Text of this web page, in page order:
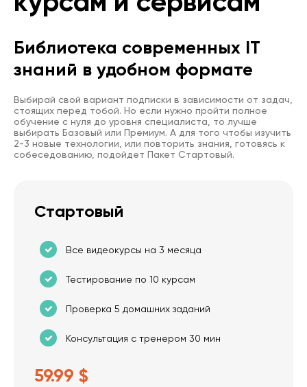
Библиотека современных IT
знаний в удобном формате
Выбирай свой вариант подписки в зависимости от задач,
стоящих перед тобой. Но если нужно пройти полное
обучение с нуля до уровня специалиста, то лучше
выбирать Базовый или Премиум. А для того чтобы изучить
2-3 новые технологии, или повторить знания, готовясь к
собеседованию, подойдет Пакет Стартовый.
Стартовый
Все видеокурсы на 3 месяца
Тестирование по 10 курсам
Проверка 5 домашних заданий
Консультация с тренером 30 мин
59.99 $